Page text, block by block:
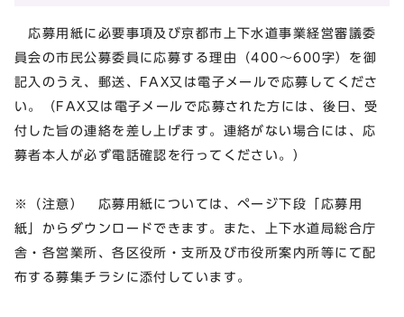
応募用紙に必要事項及び京都市上下水道事業経営審議委
員会の市民公募委員に応募する理由（400～600字）を御
記入のうえ、郵送、FAX又は電子メールで応募してくださ
い。（FAX又は電子メールで応募された方には、後日、受
付した旨の連絡を差し上げます。連絡がない場合には、応
募者本人が必ず電話確認を行ってください。）
※（注意） 応募用紙については、ページ下段「応募用
紙」からダウンロードできます。また、上下水道局総合庁
舎・各営業所、各区役所・支所及び市役所案内所等にて配
布する募集チラシに添付しています。